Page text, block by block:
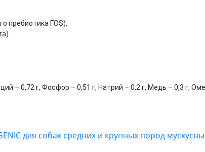
пребиотика FOS),
– 0,72 г, Фосфор – 0,51 г, Натрий – 0,2 г, Медь – 0,3 г,
для собак средних и крупных пород